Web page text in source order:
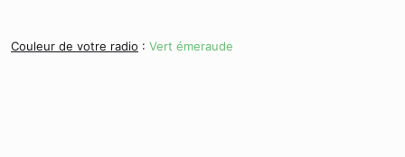
Couleur de votre radio : Vert émeraude